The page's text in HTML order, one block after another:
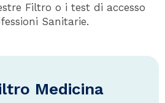
Filtro o i test di accesso
Sanitarie.
Medicina